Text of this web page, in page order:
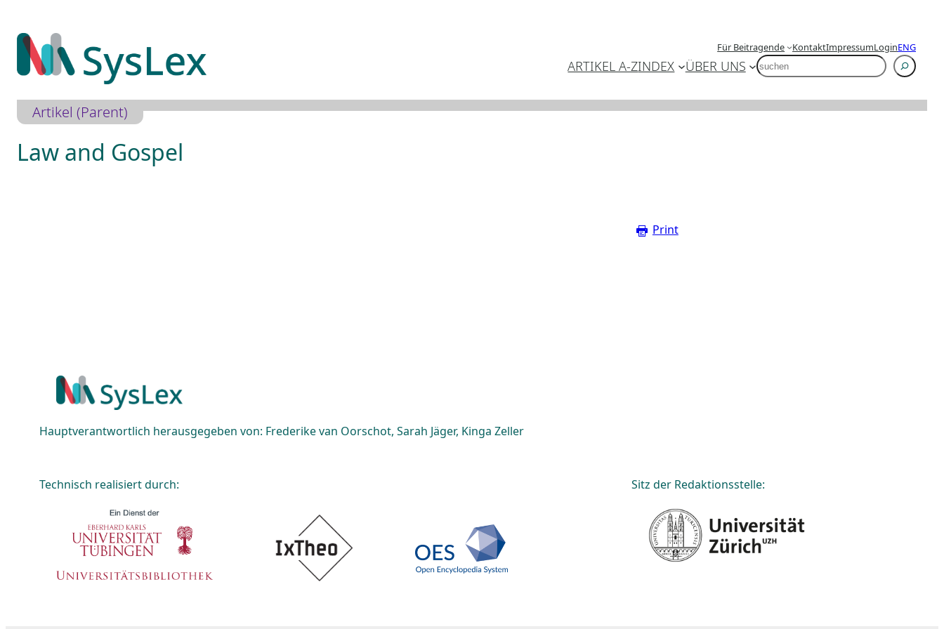
Inhalt
springen
Für Beitragende KontaktImpressumLoginENG
ARTIKEL A-ZINDEX ÜBER UNS SUCHEN
Artikel (Parent)
Law and Gospel
Print
Hauptverantwortlich herausgegeben von: Frederike van Oorschot, Sarah Jäger, Kinga Zeller
Technisch realisiert durch: Sitz der Redaktionsstelle: